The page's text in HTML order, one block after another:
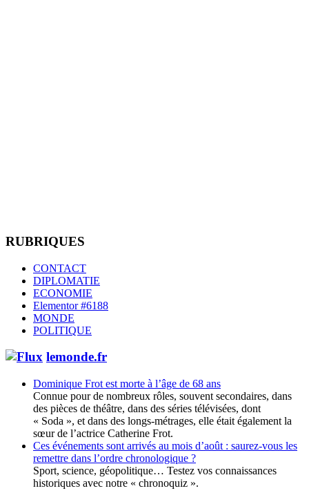
RUBRIQUES
CONTACT
DIPLOMATIE
ECONOMIE
Elementor #6188
MONDE
POLITIQUE
lemonde.fr
Dominique Frot est morte à l’âge de 68 ans
Connue pour de nombreux rôles, souvent secondaires, dans
des pièces de théâtre, dans des séries télévisées, dont
« Soda », et dans des longs-métrages, elle était également la
sœur de l’actrice Catherine Frot.
Ces événements sont arrivés au mois d’août : saurez-vous les
remettre dans l’ordre chronologique ?
Sport, science, géopolitique… Testez vos connaissances
historiques avec notre « chronoquiz ».